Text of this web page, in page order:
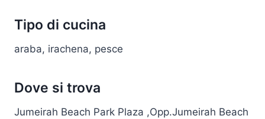
Tipo di cucina
araba, irachena, pesce
Dove si trova
Jumeirah Beach Park Plaza ,Opp.Jumeirah Beach